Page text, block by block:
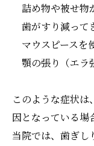
詰め物や被せ物
歯がすり減って
マウスピースを
顎の張り（エラ
このような症状は、
因となっている場
当院では、歯ぎし